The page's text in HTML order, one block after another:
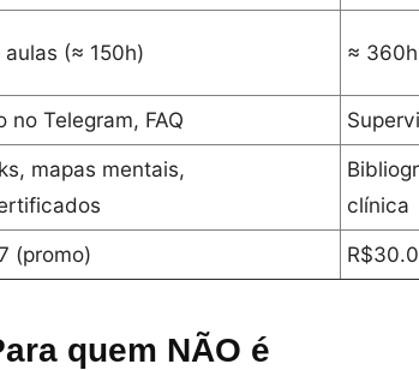
(≈ 150h) ≈
no Telegram, FAQ
mapas mentais,
clínica
(promo)
quem NÃO é